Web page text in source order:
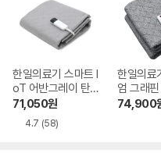
한일의료기 스마트 I
oT 어반그레이 탄
소매트 HL-APP
71,050원
4.7 (58)
한일의료
엄 그래
트
74,900